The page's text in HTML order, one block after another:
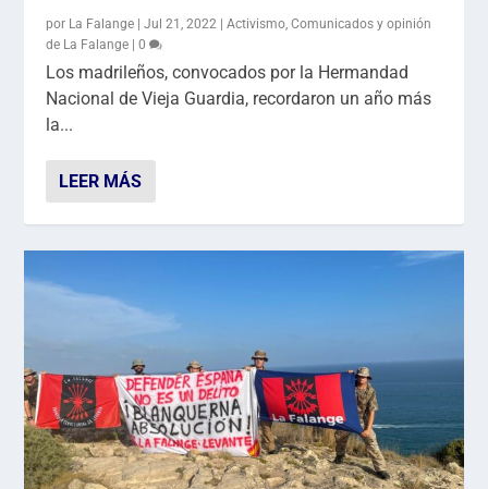
por La Falange |Jul 21, 2022 |Activismo ,Comunicados y opinión
de La Falange |0
Los madrileños, convocados por la Hermandad
Nacional de Vieja Guardia, recordaron un año más
la...
LEER MÁS